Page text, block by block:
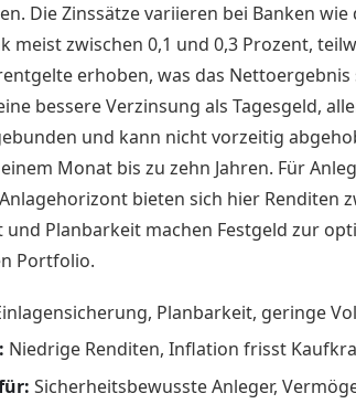
Die Zinssätze variieren bei Banken wie
meist zwischen 0,1 und 0,3 Prozent,
erhoben, was das
bessere Verzinsung als Tagesgeld,
und kann nicht vorzeitig
Monat bis zu zehn Jahren. Für
bieten sich hier Renditen
und Planbarkeit machen Festgeld zur
Portfolio.
Planbarkeit, geringe
Niedrige Renditen, Inflation frisst
Sicherheitsbewusste Anleger,